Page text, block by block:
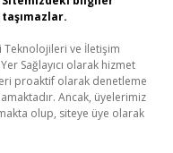
Teknolojileri ve İletişim
Sağlayıcı olarak hizmet
proaktif olarak denetleme
Ancak, üyelerimiz
olup, siteye üye olarak